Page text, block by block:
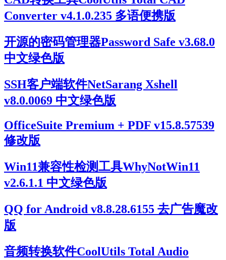
Converter v4.1.0.235 多语便携版
开源的密码管理器Password Safe v3.68.0
中文绿色版
SSH客户端软件NetSarang Xshell
v8.0.0069 中文绿色版
OfficeSuite Premium + PDF v15.8.57539
修改版
Win11兼容性检测工具WhyNotWin11
v2.6.1.1 中文绿色版
QQ for Android v8.8.28.6155 去广告魔改
版
音频转换软件CoolUtils Total Audio